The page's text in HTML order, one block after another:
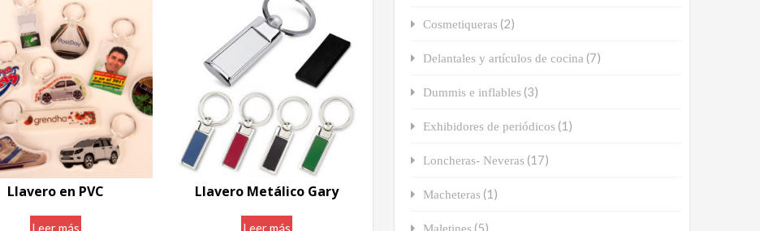
Llavero en PVC
Leer más
Llavero Metálico Gary
Leer más
Cosmetiqueras (2)
Delantales y artículos de cocina (7)
Dummis e inflables (3)
Exhibidores de periódicos (1)
Loncheras- Neveras (17)
Macheteras (1)
Maletines (5)